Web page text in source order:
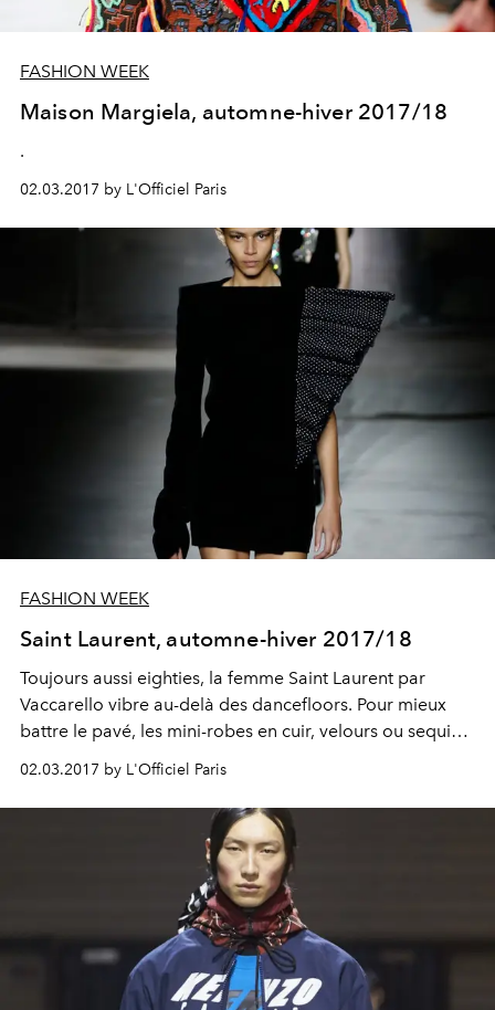
FASHION WEEK
Maison Margiela, automne-hiver 2017/18
.
02.03.2017 by L'Officiel Paris
FASHION WEEK
Saint Laurent, automne-hiver 2017/18
Toujours aussi eighties, la femme Saint Laurent par
Vaccarello vibre au-delà des dancefloors. Pour mieux
battre le pavé, les mini-robes en cuir, velours ou sequins
se doublent de peau lainée, ou se glissent sous des
mailles torsadées. À l'épaule, d'imposants volants
signent cette collection hiver.
02.03.2017 by L'Officiel Paris